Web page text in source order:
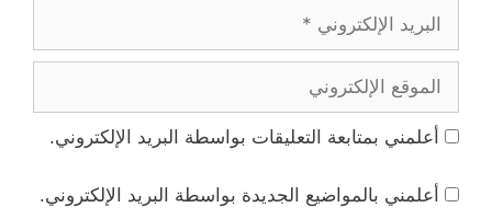
الإلكتروني
الإلكتروني
أعلمني بمتابعة التعليقات بواسطة البريد الإلكتروني.
أعلمني بالمواضيع الجديدة بواسطة البريد الإلكتروني.